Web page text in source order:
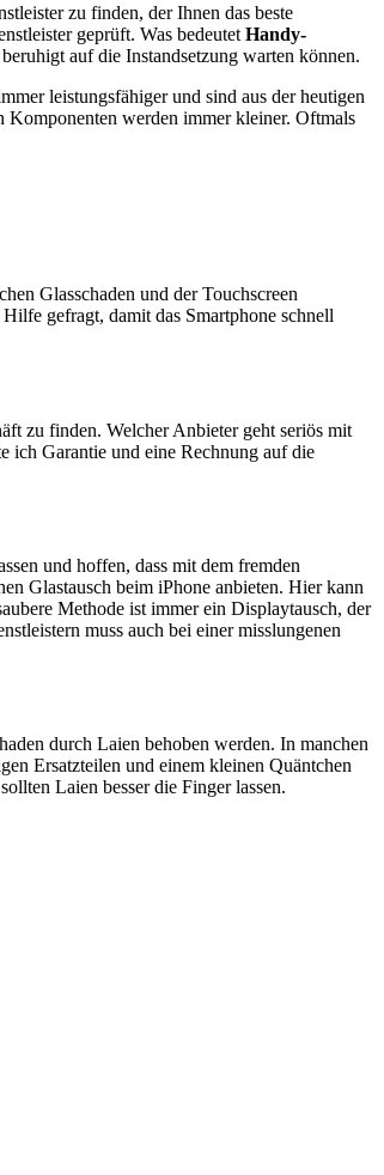
zu finden, der Ihnen das beste
geprüft. Was bedeutet Handy-
auf die Instandsetzung warten können.
leistungsfähiger und sind aus der heutigen
Komponenten werden immer kleiner. Oftmals
Glasschaden und der Touchscreen
gefragt, damit das Smartphone schnell
zu finden. Welcher Anbieter geht seriös mit
ich Garantie und eine Rechnung auf die
und hoffen, dass mit dem fremden
Glastausch beim iPhone anbieten. Hier kann
Methode ist immer ein Displaytausch, der
muss auch bei einer misslungenen
durch Laien behoben werden. In manchen
Ersatzteilen und einem kleinen Quäntchen
Laien besser die Finger lassen.